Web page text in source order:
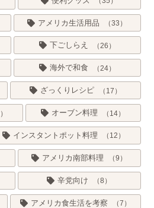
アメリカ生活用品 33
下ごしらえ 26
海外で和食 24
ざっくりレシピ 17
オーブン料理 14
インスタントポット料理 12
アメリカ南部料理 9
辛党向け 8
アメリカ食生活を考察 7